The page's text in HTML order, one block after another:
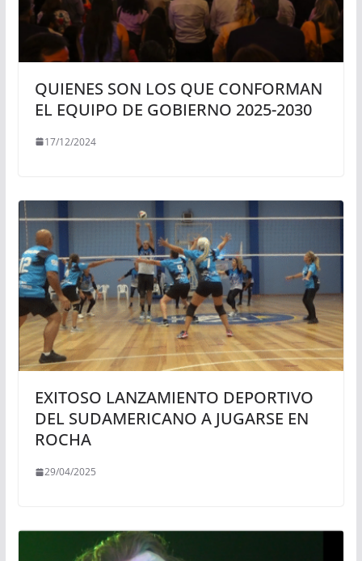
QUIENES SON LOS QUE CONFORMAN
EL EQUIPO DE GOBIERNO 2025-2030
17/12/2024
EXITOSO LANZAMIENTO DEPORTIVO
DEL SUDAMERICANO A JUGARSE EN
ROCHA
29/04/2025